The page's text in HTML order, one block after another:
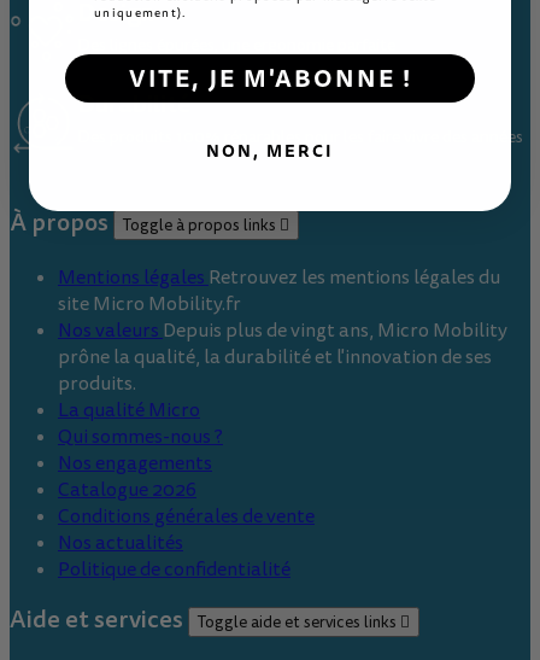
Design
Durabilité
Des produits 100% réparables pour les faire vivre des années
À propos Toggle à propos links 
Mentions légales Retrouvez les mentions légales du
site Micro Mobility.fr
Nos valeurs Depuis plus de vingt ans, Micro Mobility
prône la qualité, la durabilité et l'innovation de ses
produits.
La qualité Micro
Qui sommes-nous ?
Nos engagements
Catalogue 2026
Conditions générales de vente
Nos actualités
Politique de confidentialité
Aide et services Toggle aide et services links 
uniquement).
VITE, JE M'ABONNE !
NON, MERCI